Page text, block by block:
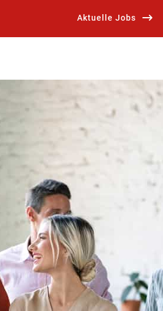
Aktuelle Jobs